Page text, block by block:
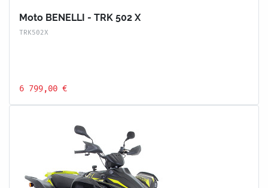
Moto BENELLI - TRK 502 X
TRK502X
6 799,00 €